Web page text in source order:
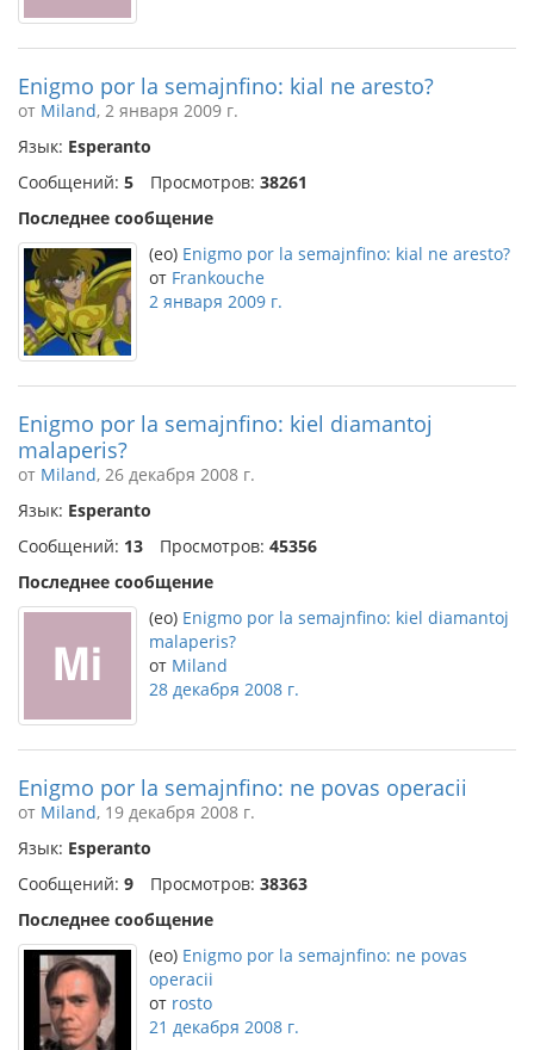
Enigmo por la semajnfino: kial ne aresto?
от Miland, 2 января 2009 г.
Язык: Esperanto
Сообщений: 5 Просмотров: 38261
Последнее сообщение
(eo) Enigmo por la semajnfino: kial ne aresto?
от Frankouche
2 января 2009 г.
Enigmo por la semajnfino: kiel diamantoj
malaperis?
от Miland, 26 декабря 2008 г.
Язык: Esperanto
Сообщений: 13 Просмотров: 45356
Последнее сообщение
(eo) Enigmo por la semajnfino: kiel diamantoj
malaperis?
от Miland
28 декабря 2008 г.
Enigmo por la semajnfino: ne povas operacii
от Miland, 19 декабря 2008 г.
Язык: Esperanto
Сообщений: 9 Просмотров: 38363
Последнее сообщение
(eo) Enigmo por la semajnfino: ne povas
operacii
от rosto
21 декабря 2008 г.